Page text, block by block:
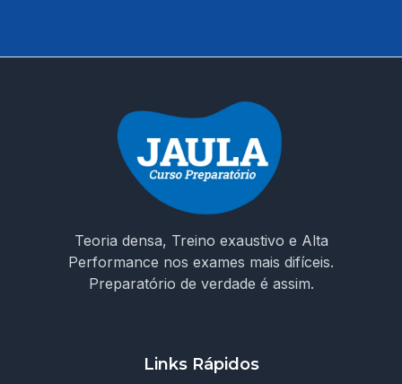
Teoria densa, Treino exaustivo e Alta
Performance nos exames mais difíceis.
Preparatório de verdade é assim.
Links Rápidos